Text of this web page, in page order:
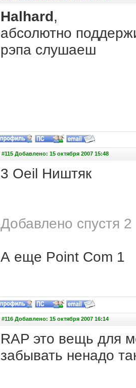
Halhard,
абсолютно
рэпа слушаеш
#115 Добавлено: 15 октября 2007 15:48
3 Oeil Ништяк
Добавлено спустя
А еще Point Com 1
#116 Добавлено: 15 октября 2007 16:14
RAP это вещь для
забывать ненадо